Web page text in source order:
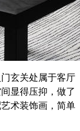
玄关处属于客厅
显得压抑，做了
术装饰画，简单